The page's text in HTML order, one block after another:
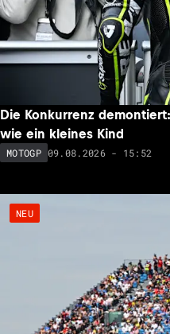
Die Konkurrenz
wie ein kleines Kind
MOTOGP 09.08.2026 - 15:52
NEU